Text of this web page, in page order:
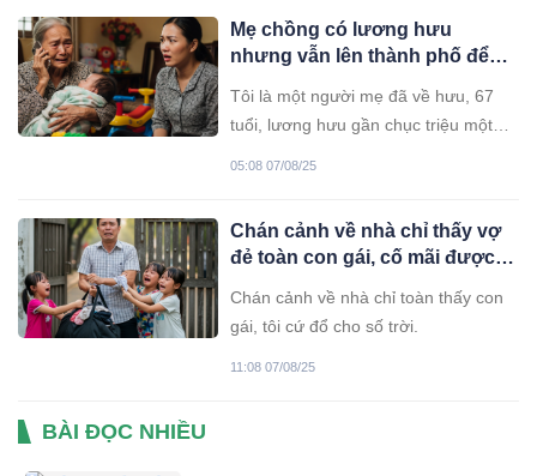
tôi nhặt được một đứa trẻ bị bỏ rơi
trước cổng chùa. Nó còn đỏ hỏn,
quấn trong chiếc khăn cũ sũng nước.
Mẹ chồng có lương hưu
nhưng vẫn lên thành phố để
lưu tên mẹ chồng 4 chữ trong
điện thoại thì…
Tôi là một người mẹ đã về hưu, 67
tuổi, lương hưu gần chục triệu một
nhờ tôi trông cháu nội 6 tháng tuổi vì
vợ nó đi làm lại sau thai sản, tôi
không nỡ từ chối.
05:08 07/08/25
Chán cảnh về nhà chỉ thấy vợ
đẻ toàn con gái, cố mãi được
càng thấy không giống mình…
Chán cảnh về nhà chỉ toàn thấy con
gái, tôi cứ đổ cho số trời.
11:08 07/08/25
BÀI ĐỌC NHIỀU